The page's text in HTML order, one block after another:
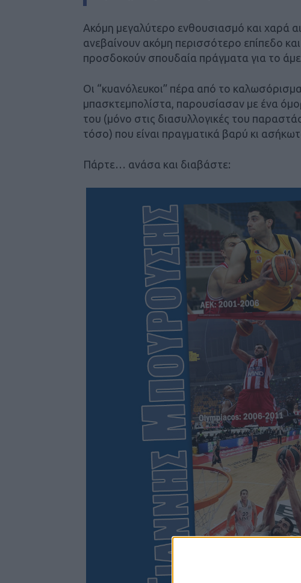
Ακόμη μεγαλύτερο ενθουσιασμό και χαρά
ανεβαίνουν ακόμη περισσότερο επίπεδο
προσδοκούν σπουδαία πράγματα για το
Οι “κυανόλευκοι” πέρα από το
μπασκτεμπολίστα, παρουσίασαν με ένα
του (μόνο στις διασυλλογικές του
τόσο) που είναι πραγματικά βαρύ κι
Πάρτε… ανάσα και διαβάστε: